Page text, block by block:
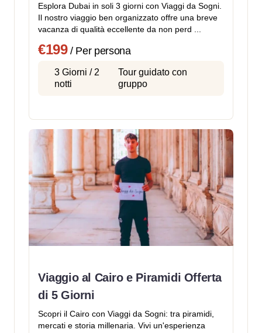
Esplora Dubai in soli 3 giorni con Viaggi da Sogni.
Il nostro viaggio ben organizzato offre una breve
vacanza di qualità eccellente da non perd ...
€199/ Per persona
3 Giorni / 2
notti
Tour guidato con
gruppo
Viaggio al Cairo e Piramidi Offerta
di 5 Giorni
Scopri il Cairo con Viaggi da Sogni: tra piramidi,
mercati e storia millenaria. Vivi un'esperienza